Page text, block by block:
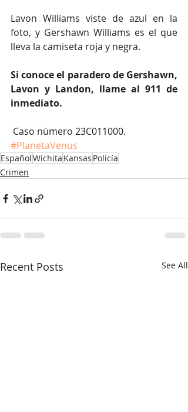
Lavon Williams viste de azul en la
foto, y Gershawn Williams es el que
lleva la camiseta roja y negra.
Si conoce el paradero de Gershawn,
Lavon y Landon, llame al 911 de
inmediato.
Caso número 23C011000.
#PlanetaVenus
EspañolWichita Kansas Policía
Crimen
Recent Posts See All